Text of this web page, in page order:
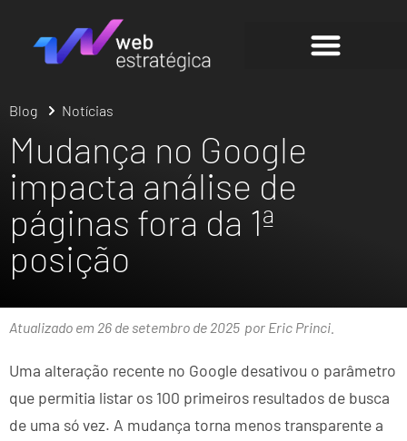
Blog Notícias
Mudança no Google
impacta análise de
páginas fora da 1ª
posição
Atualizado em 26 de setembro de 2025 por Eric Princi.
Uma alteração recente no Google desativou o parâmetro
que permitia listar os 100 primeiros resultados de busca
de uma só vez. A mudança torna menos transparente a